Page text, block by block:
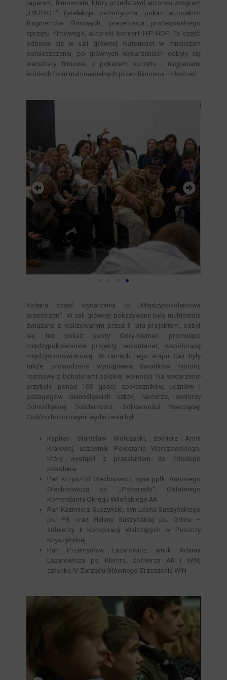
raperem, filmowcem, który przedstawił autorski program
„PATRIOT” (prelekcja patriotyczna, pokaz autorskich
fragmentów filmowych, prezentacja profesjonalnego
sprzętu filmowego, autorski koncert HIP-HOP. Ta część
odbywa się w sali głównej. Natomiast w mniejszym
pomieszczeniu, po głównych wydarzeniach odbyły się
warsztaty filmowe, z pokazem sprzętu i nagraniami
krótkich form multimedialnych przez filmowca i młodzież.
Kolejna część wydarzenia to „Międzypokoleniowa
przestrzeń”. W sali głównej pokazywane były multimedia
związane z realizowanym przez 3 lata projektem, odbył
się też pokaz spoty Odry-Niemen promujące
międzypokoleniowe projekty, wolontariat, współpracę
międzyśrodowiskową. W ramach tego etapu Gali były
także prowadzone wystąpienia świadków historii,
rozmowy z bohaterami polskiej wolności. Na wydarzenie
przybyło ponad 100 gości, społeczników, uczniów i
pedagogów dolnośląskich szkół, harcerze, seniorzy
Dolnośląskiej Solidarności, Solidarności Walczącej.
Gośćmi honorowymi wydarzenia byli:
Kapitan Stanisław Wołczaski, żołnierz Armii
Krajowej, uczestnik Powstania Warszawskiego,
który wystąpił z przesłaniem do młodego
pokolenia.
Pan Krzysztof Olechnowicz, syna ppłk. Antoniego
Olechnowicza ps. „Pohorecki”, Ostatniego
Komendanta Okręgu Wileńskiego AK
Pan Kazimierz Suszyński, syn Leona Suszyńskiego
ps. P8 oraz Heleny Suszyńskiej ps. Orlica –
żołnierzy II Konspiracji Walczących w Puszczy
Knyszyńskiej
Pan Przemysław Lazarowicz, wnuk Adama
Lazarowicza ps. Klamra, żołnierza AK i WiN,
członka IV Zarządu Głównego Zrzeszenia WiN